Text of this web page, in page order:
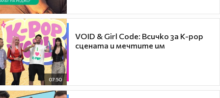
07:50
VOID & Girl Code: Всичко за K-pop
сцената и мечтите им